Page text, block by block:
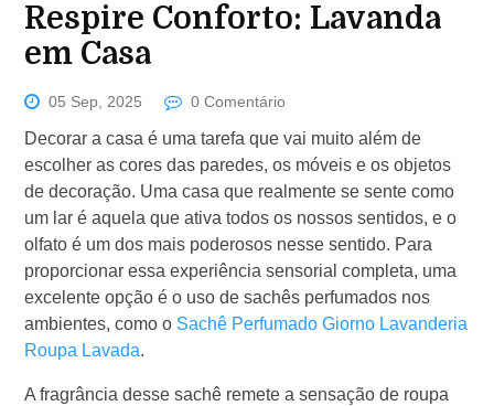
Respire Conforto: Lavanda
em Casa
05 Sep, 2025 0 Comentário
Decorar a casa é uma tarefa que vai muito além de
escolher as cores das paredes, os móveis e os objetos
de decoração. Uma casa que realmente se sente como
um lar é aquela que ativa todos os nossos sentidos, e o
olfato é um dos mais poderosos nesse sentido. Para
proporcionar essa experiência sensorial completa, uma
excelente opção é o uso de sachês perfumados nos
ambientes, como o Sachê Perfumado Giorno Lavanderia
Roupa Lavada.
A fragrância desse sachê remete a sensação de roupa